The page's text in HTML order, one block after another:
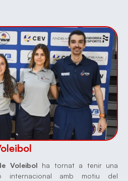
Voleibol ha tornat a tenir una
internacional amb motiu del